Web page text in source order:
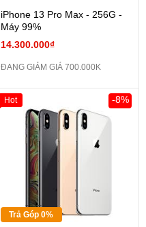
iPhone 13 Pro Max - 256G -
Máy 99%
14.300.000₫
ĐANG GIẢM GIÁ 700.000K
Trả Góp 0%
-8%
Hot